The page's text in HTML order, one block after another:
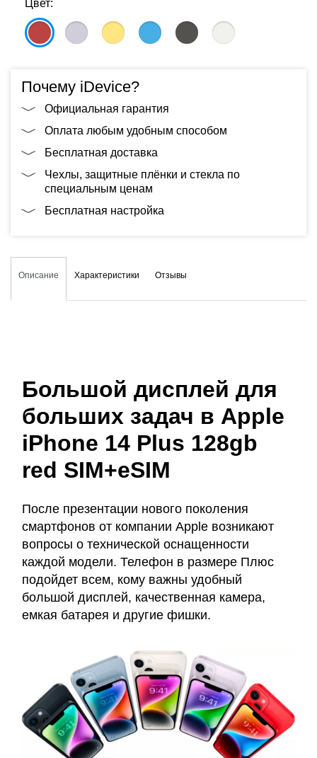
Цвет:
Почему iDevice?
Официальная гарантия
Оплата любым удобным способом
Бесплатная доставка
Чехлы, защитные плёнки и стекла по
специальным ценам
Бесплатная настройка
Описание Характеристики Отзывы
Большой дисплей для
больших задач в Apple
iPhone 14 Plus 128gb
red SIM+eSIM
После презентации нового поколения
смартфонов от компании Apple возникают
вопросы о технической оснащенности
каждой модели. Телефон в размере Плюс
подойдет всем, кому важны удобный
большой дисплей, качественная камера,
емкая батарея и другие фишки.